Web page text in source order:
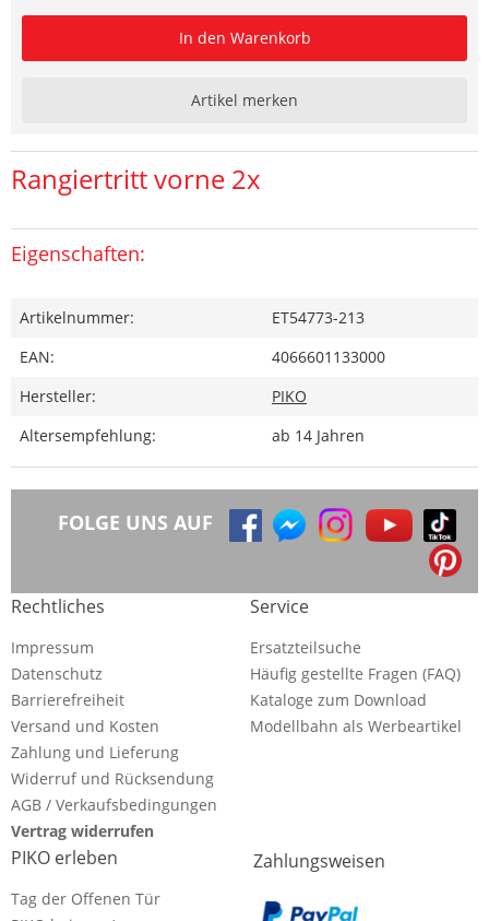
In den Warenkorb
Artikel merken
Rangiertritt vorne 2x
Eigenschaften:
Artikelnummer:
ET54773-213
EAN:
4066601133000
Hersteller:
PIKO
Altersempfehlung:
ab 14 Jahren
FOLGE UNS AUF
Rechtliches
Impressum
Datenschutz
Barrierefreiheit
Versand und Kosten
Zahlung und Lieferung
Widerruf und Rücksendung
AGB / Verkaufsbedingungen
Vertrag widerrufen
Service
Ersatzteilsuche
Häufig gestellte Fragen (FAQ)
Kataloge zum Download
Modellbahn als Werbeartikel
PIKO erleben
Tag der Offenen Tür
Zahlungsweisen